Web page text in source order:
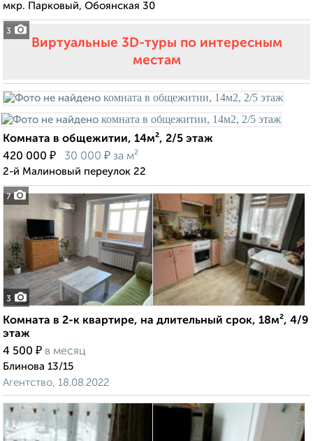
3
мкр. Парковый, Обоянская 30
Виртуальные 3D-туры по интересным
местам
7
Комната в общежитии, 14м², 2/5 этаж
420 000 ₽ 30 000 ₽ за м²
2-й Малиновый переулок 22
3
Комната в 2-к квартире, на длительный срок, 18м², 4/9
этаж
4 500 ₽ в месяц
Блинова 13/15
Агентство, 18.08.2022